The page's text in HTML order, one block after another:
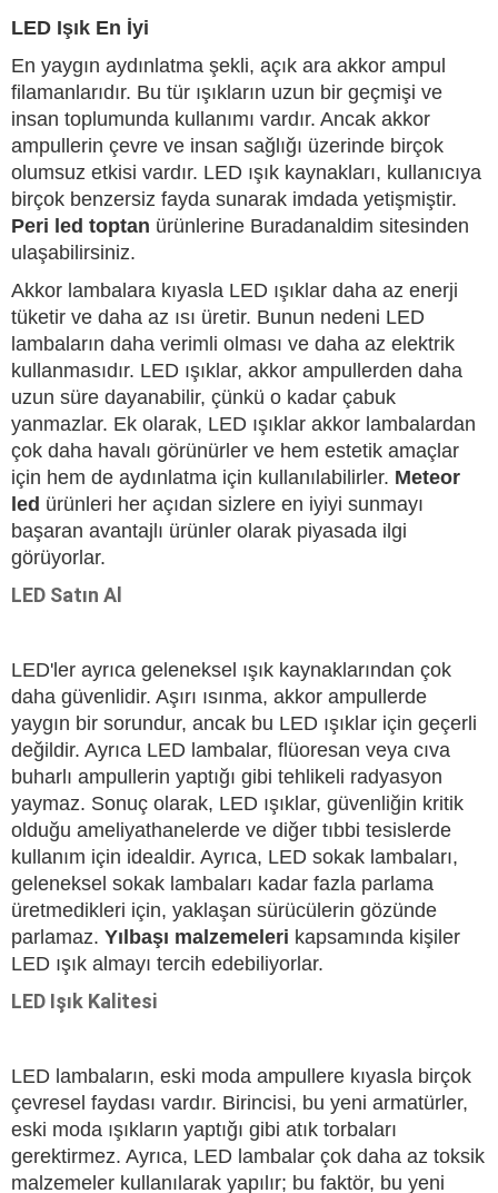
LED Işık En İyi
En yaygın aydınlatma şekli, açık ara akkor ampul
filamanlarıdır. Bu tür ışıkların uzun bir geçmişi ve
insan toplumunda kullanımı vardır. Ancak akkor
ampullerin çevre ve insan sağlığı üzerinde birçok
olumsuz etkisi vardır. LED ışık kaynakları, kullanıcıya
birçok benzersiz fayda sunarak imdada yetişmiştir.
Peri led toptan ürünlerine Buradanaldim sitesinden
ulaşabilirsiniz.
Akkor lambalara kıyasla LED ışıklar daha az enerji
tüketir ve daha az ısı üretir. Bunun nedeni LED
lambaların daha verimli olması ve daha az elektrik
kullanmasıdır. LED ışıklar, akkor ampullerden daha
uzun süre dayanabilir, çünkü o kadar çabuk
yanmazlar. Ek olarak, LED ışıklar akkor lambalardan
çok daha havalı görünürler ve hem estetik amaçlar
için hem de aydınlatma için kullanılabilirler. Meteor
led ürünleri her açıdan sizlere en iyiyi sunmayı
başaran avantajlı ürünler olarak piyasada ilgi
görüyorlar.
LED Satın Al
LED'ler ayrıca geleneksel ışık kaynaklarından çok
daha güvenlidir. Aşırı ısınma, akkor ampullerde
yaygın bir sorundur, ancak bu LED ışıklar için geçerli
değildir. Ayrıca LED lambalar, flüoresan veya cıva
buharlı ampullerin yaptığı gibi tehlikeli radyasyon
yaymaz. Sonuç olarak, LED ışıklar, güvenliğin kritik
olduğu ameliyathanelerde ve diğer tıbbi tesislerde
kullanım için idealdir. Ayrıca, LED sokak lambaları,
geleneksel sokak lambaları kadar fazla parlama
üretmedikleri için, yaklaşan sürücülerin gözünde
parlamaz. Yılbaşı malzemeleri kapsamında kişiler
LED ışık almayı tercih edebiliyorlar.
LED Işık Kalitesi
LED lambaların, eski moda ampullere kıyasla birçok
çevresel faydası vardır. Birincisi, bu yeni armatürler,
eski moda ışıkların yaptığı gibi atık torbaları
gerektirmez. Ayrıca, LED lambalar çok daha az toksik
malzemeler kullanılarak yapılır; bu faktör, bu yeni